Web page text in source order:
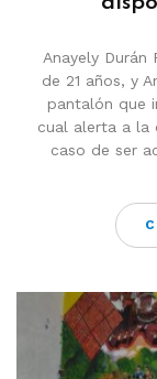
Anayely Durán
de 21 años, y
pantalón que
cual alerta a la
caso de ser